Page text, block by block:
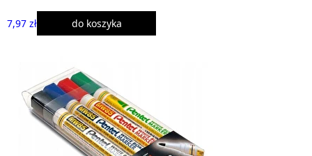
7,97 zł do koszyka